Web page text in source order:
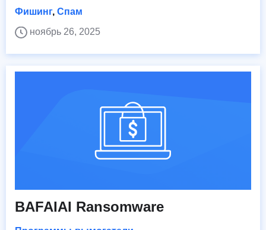
Фишинг, Спам
ноябрь 26, 2025
BAFAIAI Ransomware